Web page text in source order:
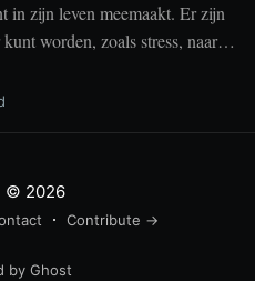
in zijn leven meemaakt. Er zijn
worden, zoals stress, naar
aandoeningen die je
© 2026
Contribute →
by Ghost